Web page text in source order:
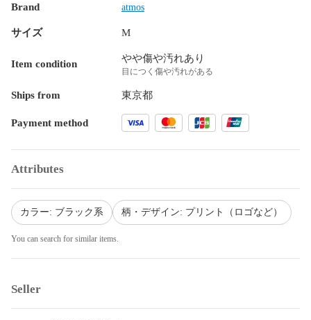
Brand atmos
サイズ M
Item condition やや傷や汚れあり
目につく傷や汚れがある
Ships from 東京都
Payment method
Attributes
カラー: ブラック系 柄・デザイン: プリント（ロゴなど）
You can search for similar items.
Seller